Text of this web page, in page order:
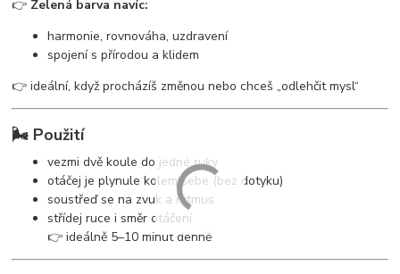
👉 Zelená barva navíc:
harmonie, rovnováha, uzdravení
spojení s přírodou a klidem
👉 ideální, když procházíš změnou nebo chceš „odlehčit mysl“
🌬️ Použití
vezmi dvě koule do jedné ruky
otáčej je plynule kolem sebe (bez dotyku)
soustřeď se na zvuk a rytmus
střídej ruce i směr otáčení
👉 ideálně 5–10 minut denně